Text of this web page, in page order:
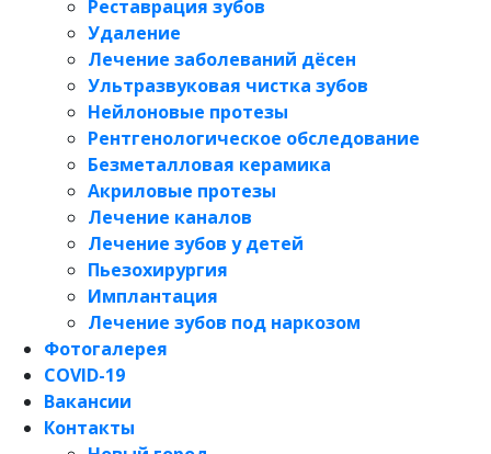
Реставрация зубов
Удаление
Лечение заболеваний дёсен
Ультразвуковая чистка зубов
Нейлоновые протезы
Рентгенологическое обследование
Безметалловая керамика
Акриловые протезы
Лечение каналов
Лечение зубов у детей
Пьезохирургия
Имплантация
Лечение зубов под наркозом
Фотогалерея
COVID-19
Вакансии
Контакты